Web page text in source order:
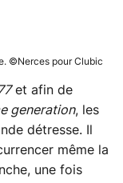
©Nerces pour Clubic
et afin de
generation, les
détresse. Il
même la
une fois